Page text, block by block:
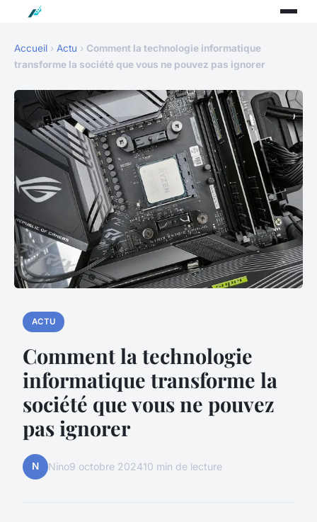
Accueil › Actu › Comment la technologie informatique
transforme la société que vous ne pouvez pas ignorer
ACTU
Comment la technologie
informatique transforme la
société que vous ne pouvez
pas ignorer
N Nino9 octobre 202410 min de lecture